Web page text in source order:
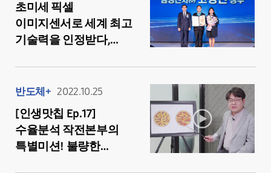
초미세 픽셀
이미지센서로 세계 최고
기술력을 인정받다,
반도체+ 2022.10.25
[인생맛칩 Ep.17]
수율분석 작전본부의
특별미션! 불량한